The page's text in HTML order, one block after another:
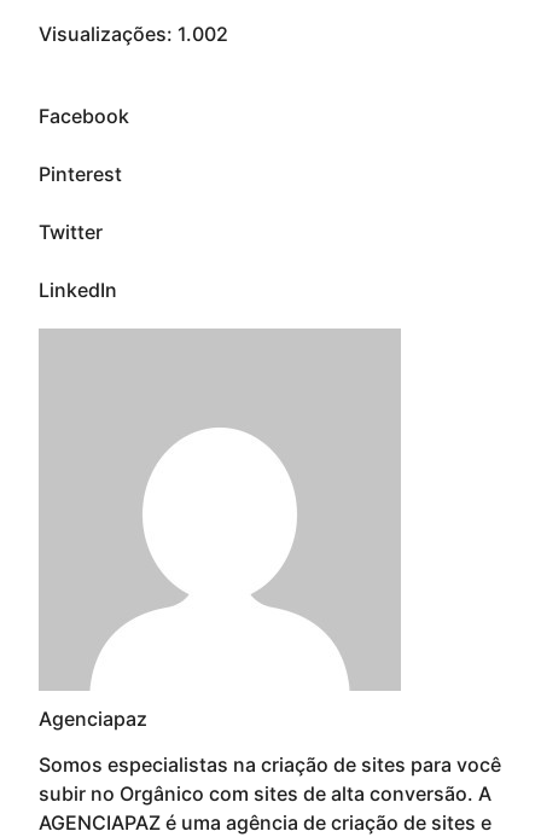
Visualizações: 1.002
Facebook
Pinterest
Twitter
LinkedIn
Agenciapaz
Somos especialistas na criação de sites para você
subir no Orgânico com sites de alta conversão. A
AGENCIAPAZ é uma agência de criação de sites e